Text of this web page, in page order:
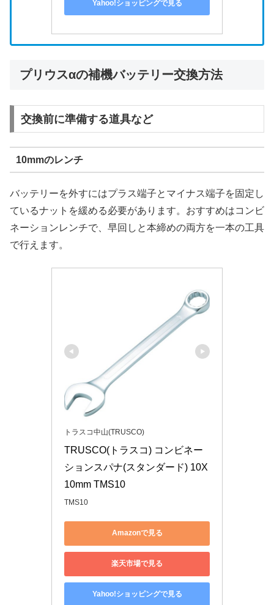
Yahoo!ショッピングで見る
プリウスαの補機バッテリー交換方法
交換前に準備する道具など
10mmのレンチ
バッテリーを外すにはプラス端子とマイナス端子を固定し
ているナットを緩める必要があります。おすすめはコンビ
ネーションレンチで、早回しと本締めの両方を一本の工具
で行えます。
トラスコ中山(TRUSCO)
TRUSCO(トラスコ) コンビネー
ションスパナ(スタンダード) 10X
10mm TMS10
TMS10
Amazonで見る
楽天市場で見る
Yahoo!ショッピングで見る